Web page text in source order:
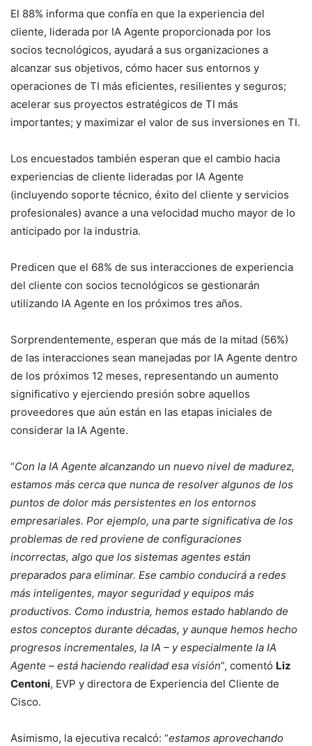
El 88% informa que confía en que la experiencia del
cliente, liderada por IA Agente proporcionada por los
socios tecnológicos, ayudará a sus organizaciones a
alcanzar sus objetivos, cómo hacer sus entornos y
operaciones de TI más eficientes, resilientes y seguros;
acelerar sus proyectos estratégicos de TI más
importantes; y maximizar el valor de sus inversiones en TI.
Los encuestados también esperan que el cambio hacia
experiencias de cliente lideradas por IA Agente
(incluyendo soporte técnico, éxito del cliente y servicios
profesionales) avance a una velocidad mucho mayor de lo
anticipado por la industria.
Predicen que el 68% de sus interacciones de experiencia
del cliente con socios tecnológicos se gestionarán
utilizando IA Agente en los próximos tres años.
Sorprendentemente, esperan que más de la mitad (56%)
de las interacciones sean manejadas por IA Agente dentro
de los próximos 12 meses, representando un aumento
significativo y ejerciendo presión sobre aquellos
proveedores que aún están en las etapas iniciales de
considerar la IA Agente.
“Con la IA Agente alcanzando un nuevo nivel de madurez,
estamos más cerca que nunca de resolver algunos de los
puntos de dolor más persistentes en los entornos
empresariales. Por ejemplo, una parte significativa de los
problemas de red proviene de configuraciones
incorrectas, algo que los sistemas agentes están
preparados para eliminar. Ese cambio conducirá a redes
más inteligentes, mayor seguridad y equipos más
productivos. Como industria, hemos estado hablando de
estos conceptos durante décadas, y aunque hemos hecho
progresos incrementales, la IA – y especialmente la IA
Agente – está haciendo realidad esa visión”, comentó Liz
Centoni, EVP y directora de Experiencia del Cliente de
Cisco.
Asimismo, la ejecutiva recalcó: “estamos aprovechando